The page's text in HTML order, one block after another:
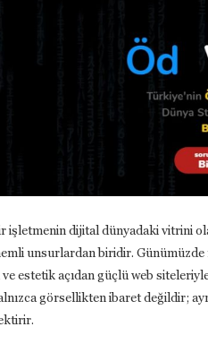
işletmenin dijital dünyadaki vitrini
unsurlardan biridir.
estetik açıdan güçlü web
görsellikten ibaret değildir;